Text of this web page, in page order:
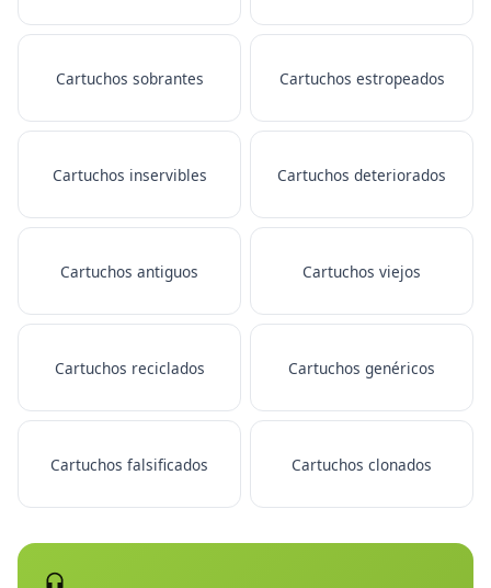
Cartuchos sobrantes Cartuchos estropeados
Cartuchos inservibles Cartuchos deteriorados
Cartuchos antiguos Cartuchos viejos
Cartuchos reciclados Cartuchos genéricos
Cartuchos falsificados Cartuchos clonados